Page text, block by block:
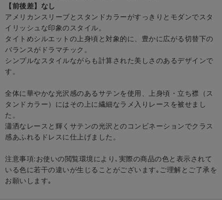
【前後差】なし
アメリカンスリーブとスタンドカラーがすっきりとモダンでスタ
イリッシュな印象のスタイル。
タイトめシルエットの上身頃と対象的に、豊かに広がる切替下の
バランスがドラマチック。
シンプルなスタイルながらも計算された美しさのあるデザインで
す。
全体に華やかな光沢感のあるサテンを使用、上身頃・立ち襟（ス
タンドカラー）にはその上に繊細なラメ入りレースを被せまし
た。
瀟洒なレースと輝くサテンの光沢とのコンビネーションでクラス
感あふれるドレスに仕上げました。
注意事項:お使いの閲覧環境により､実際の商品の色と表示されて
いる色に若干の違いが生じることがございます｡ご理解とご了承を
お願いします｡